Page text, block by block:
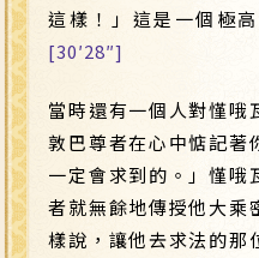
這樣！」這是一個極
[30′28″]
當時還有一個人對慬哦
敦巴尊者在心中惦記著
一定會求到的。」慬哦
者就無餘地傳授他大乘
樣說，讓他去求法的那